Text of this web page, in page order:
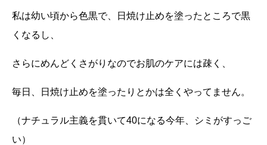
私は幼い頃から色黒で、日焼け止めを塗ったところで黒
くなるし、
さらにめんどくさがりなのでお肌のケアには疎く、
毎日、日焼け止めを塗ったりとかは全くやってません。
（ナチュラル主義を貫いて40になる今年、シミがすっご
い）